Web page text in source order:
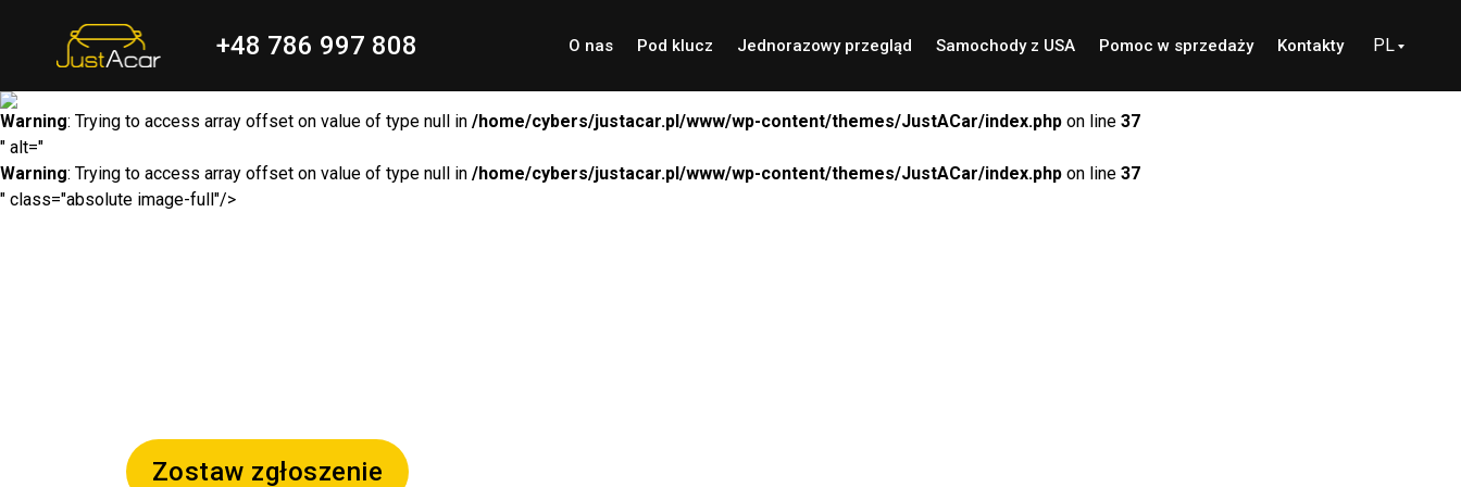
O nas Pod klucz Jednorazowy przegląd Samochody z USA Pomoc w sprzedaży Kontakty
+48 786 997 808 PL
Warning: Trying to access array offset on value of type null in /home/cybers/justacar.pl/www/wp-content/themes/JustACar/index.php on line 37
" alt="
Warning: Trying to access array offset on value of type null in /home/cybers/justacar.pl/www/wp-content/themes/JustACar/index.php on line 37
" class="absolute image-full"/>
Zostaw zgłoszenie